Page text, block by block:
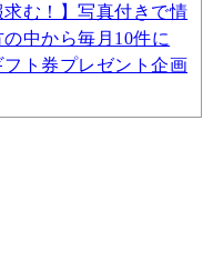
求む！】写真付きで情
中から毎月10件に
フト券プレゼント企画